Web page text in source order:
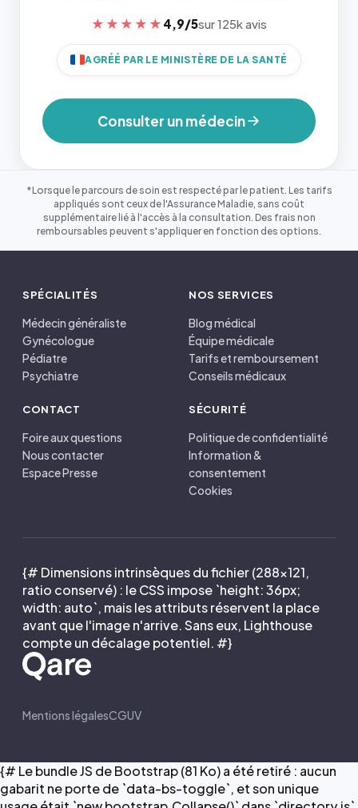
★★★★★ 4,9/5sur 125k avis
AGRÉÉ PAR LE MINISTÈRE DE LA SANTÉ
Consulter un médecin
*Lorsque le parcours de soin est respecté par le patient. Les tarifs
appliqués sont ceux de l'Assurance Maladie, sans coût
supplémentaire lié à l'accès à la consultation. Des frais non
remboursables peuvent s'appliquer en fonction des options.
SPÉCIALITÉS
Médecin généraliste
Gynécologue
Pédiatre
Psychiatre
NOS SERVICES
Blog médical
Équipe médicale
Tarifs et remboursement
Conseils médicaux
CONTACT
Foire aux questions
Nous contacter
Espace Presse
SÉCURITÉ
Politique de confidentialité
Information &
consentement
Cookies
{# Dimensions intrinsèques du fichier (288×121,
ratio conservé) : le CSS impose `height: 36px;
width: auto`, mais les attributs réservent la place
avant que l'image n'arrive. Sans eux, Lighthouse
compte un décalage potentiel. #}
Mentions légalesCGUV
{# Le bundle JS de Bootstrap (81 Ko) a été retiré : aucun
gabarit ne porte de `data-bs-toggle`, et son unique